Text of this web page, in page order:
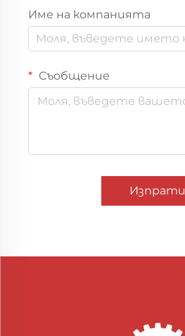
Име на компанията
Съобщение
Изпрати